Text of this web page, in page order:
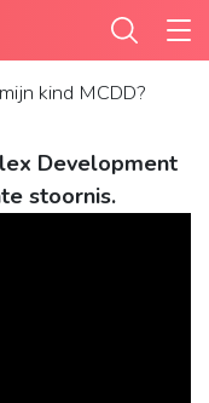
kind MCDD?
Development
stoornis.